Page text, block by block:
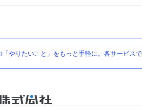
「やりたいこと」をもっと手軽に。各サービス